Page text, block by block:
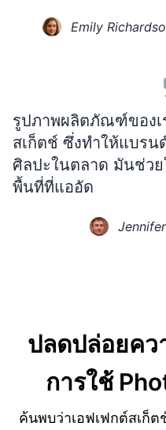
Emily
รูปภาพผลิตภัณฑ์ของเ
สเก็ตช์ ซึ่งทำให้แบรน
ศิลปะในตลาด มันช่วย
พื้นที่ที่แออัด
ปลดปล่อยคว
การใช้
ค้นพบว่าเอฟเฟกต์สเก็ต